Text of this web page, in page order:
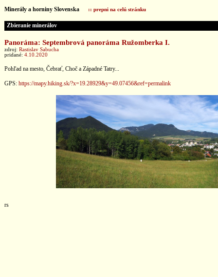
Minerály a horniny Slovenska :: prepni na celú stránku
Zbieranie minerálov
Panoráma: Septembrová panoráma Ružomberka I.
zdroj: Rastislav Sabucha
pridané: 4.10.2020
Pohľad na mesto, Čebrať, Choč a Západné Tatry...
GPS: https://mapy.hiking.sk/?x=19.28929&y=49.07456&ref=permalink
rs